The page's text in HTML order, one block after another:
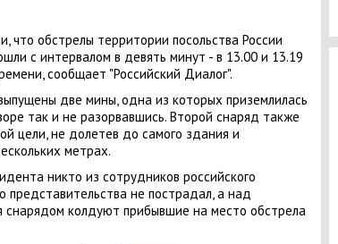
что обстрелы территории посольства России
с интервалом в девять минут - в 13.00 и 13.19
сообщает "Российский Диалог".
две мины, одна из которых приземлилась
так и не разорвавшись. Второй снаряд также
цели, не долетев до самого здания и
метрах.
никто из сотрудников российского
представительства не пострадал, а над
снарядом колдуют прибывшие на место обстрела